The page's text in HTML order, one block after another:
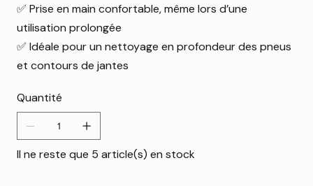
✅ Prise en main confortable, même lors d’une
utilisation prolongée
✅ Idéale pour un nettoyage en profondeur des pneus
et contours de jantes
Quantité
Il ne reste que 5 article(s) en stock